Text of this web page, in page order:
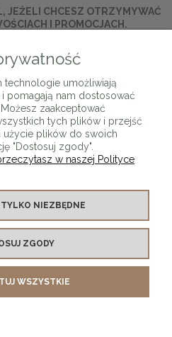
JEŻELI CHCESZ OTRZYMYWAĆ
I PROMOCJACH.
technologie umożliwiają
pomagają nam dostosować
zaakceptować
tych plików i przejść
plików do swoich
"Dostosuj zgody".
w naszej Polityce
NIEZBĘDNE
ZGODY
WSZYSTKIE